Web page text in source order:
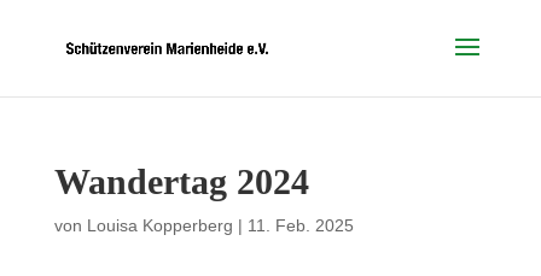
Wandertag 2024
von Louisa Kopperberg | 11. Feb. 2025